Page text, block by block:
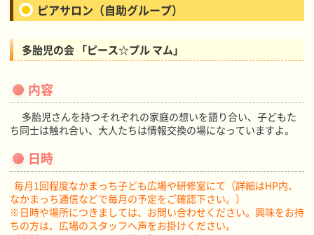
ピアサロン（自助グループ）
多胎児の会 「ピース☆プル マム」
内容
多胎児さんを持つそれぞれの家庭の想いを語り合い、子どもた
ち同士は触れ合い、大人たちは情報交換の場になっていますよ。
日時
毎月1回程度なかまっち子ども広場や研修室にて（詳細はHP内、
なかまっち通信などで毎月の予定をご確認下さい。）
※日時や場所につきましては、お問い合わせください。興味をお持
ちの方は、広場のスタッフへ声をお掛けください。